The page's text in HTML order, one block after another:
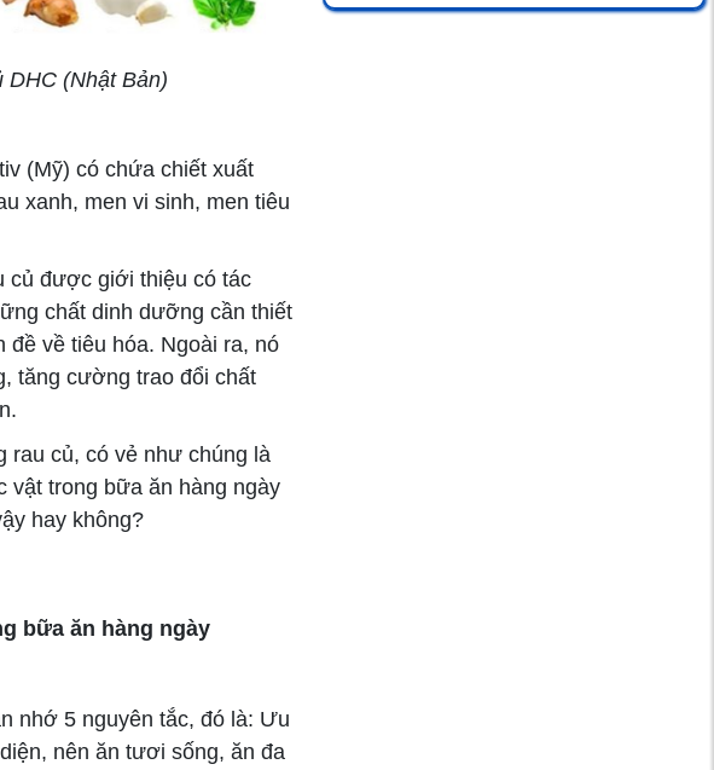
DHC (Nhật Bản)
(Mỹ) có chứa chiết xuất
xanh, men vi sinh, men tiêu
củ được giới thiệu có tác
chất dinh dưỡng cần thiết
về tiêu hóa. Ngoài ra, nó
tăng cường trao đổi chất
củ, có vẻ như chúng là
vật trong bữa ăn hàng ngày
hay không?
bữa ăn hàng ngày
nhớ 5 nguyên tắc, đó là: Ưu
nên ăn tươi sống, ăn đa
- Đừng chủ quan với